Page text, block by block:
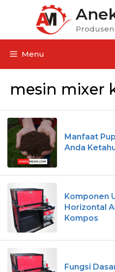
Menu
mesin mixer
Manfaat
Anda
Komponen
Horizontal
Kompos
Fungsi